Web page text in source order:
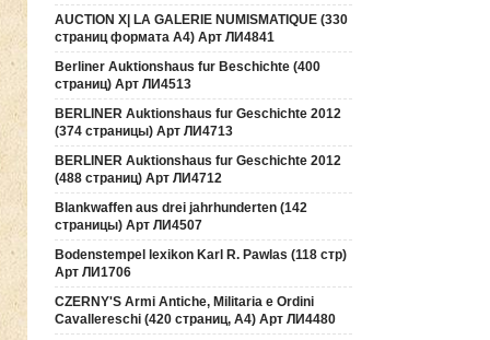
AUCTION Х| LA GALERIE NUMISMATIQUE (330
страниц формата А4) Арт ЛИ4841
Berliner Auktionshaus fur Beschichte (400
страниц) Арт ЛИ4513
BERLINER Auktionshaus fur Geschichte 2012
(374 страницы) Арт ЛИ4713
BERLINER Auktionshaus fur Geschichte 2012
(488 страниц) Арт ЛИ4712
Blankwaffen aus drei jahrhunderten (142
страницы) Арт ЛИ4507
Bodenstempel lexikon Karl R. Pawlas (118 cтр)
Арт ЛИ1706
CZERNY'S Armi Antiche, Militaria e Ordini
Cavallereschi (420 страниц, А4) Арт ЛИ4480